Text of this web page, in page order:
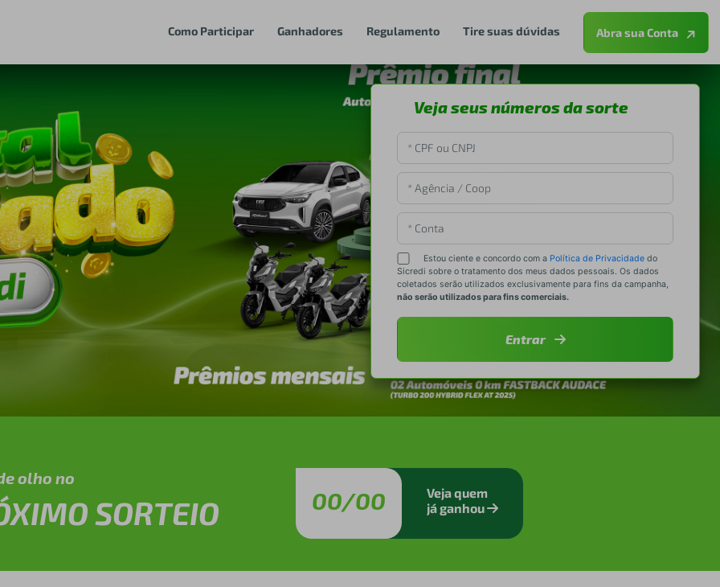
Como Participar Ganhadores Regulamento Tire suas dúvidas Abra sua Conta
Veja seus números da sorte
Estou ciente e concordo com a Política de Privacidade do
Sicredi sobre o tratamento dos meus dados pessoais. Os dados
coletados serão utilizados exclusivamente para fins da campanha,
não serão utilizados para fins comerciais.
Entrar
olho no
SORTEIO 00/00
Veja quem
já ganhou